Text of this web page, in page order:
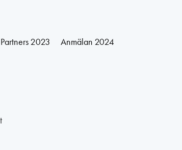
Partners 2023 Anmälan 2024